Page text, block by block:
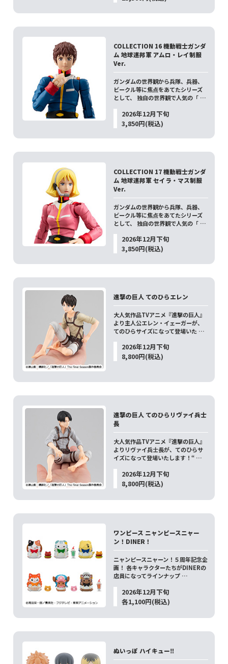
COLLECTION 16 機動戦士ガンダ
ム 地球連邦軍 アムロ・レイ制服
Ver.
ガンダムの世界観から兵隊、兵器、
ビークル等に焦点をあてたシリーズ
として、 独自の世界観で人気の「 …
2026年12月下旬
3,850円(税込)
COLLECTION 17 機動戦士ガンダ
ム 地球連邦軍 セイラ・マス制服
Ver.
ガンダムの世界観から兵隊、兵器、
ビークル等に焦点をあてたシリーズ
として、 独自の世界観で人気の「 …
2026年12月下旬
3,850円(税込)
進撃の巨人 てのひらエレン
大人気作品TVアニメ『進撃の巨人』
より主人公エレン・イェーガーが、
てのひらサイズになって登場いた …
2026年12月下旬
8,800円(税込)
進撃の巨人 てのひらリヴァイ兵士
長
大人気作品TVアニメ『進撃の巨人』
よりリヴァイ兵士長が、てのひらサ
イズになって登場いたします！“ …
2026年12月下旬
8,800円(税込)
ワンピース ニャンピースニャー
ン！DINER！
ニャンピースニャーン！５周年記念企
画！ 各キャラクターたちがDINERの
店員になってラインナップ …
2026年12月下旬
各1,100円(税込)
ぬいっぽ ハイキュー‼